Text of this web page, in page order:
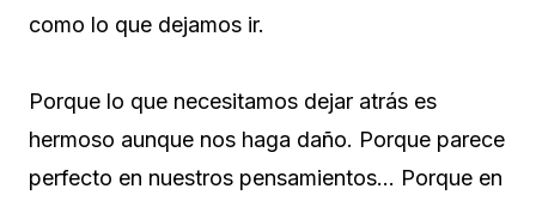
como lo que dejamos ir.
Porque lo que necesitamos dejar atrás es
hermoso aunque nos haga daño. Porque parece
perfecto en nuestros pensamientos… Porque en